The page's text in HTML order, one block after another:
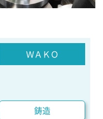
ＷＡＫＯ
鋳造